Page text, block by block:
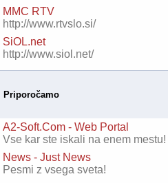
MMC RTV
http://www.rtvslo.si/
SiOL.net
http://www.siol.net/
Priporočamo
A2-Soft.Com - Web Portal
Vse kar ste iskali na enem mestu!
News - Just News
Pesmi z vsega sveta!